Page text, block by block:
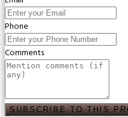
Phone
Comments
SUBSCRIBE TO THIS